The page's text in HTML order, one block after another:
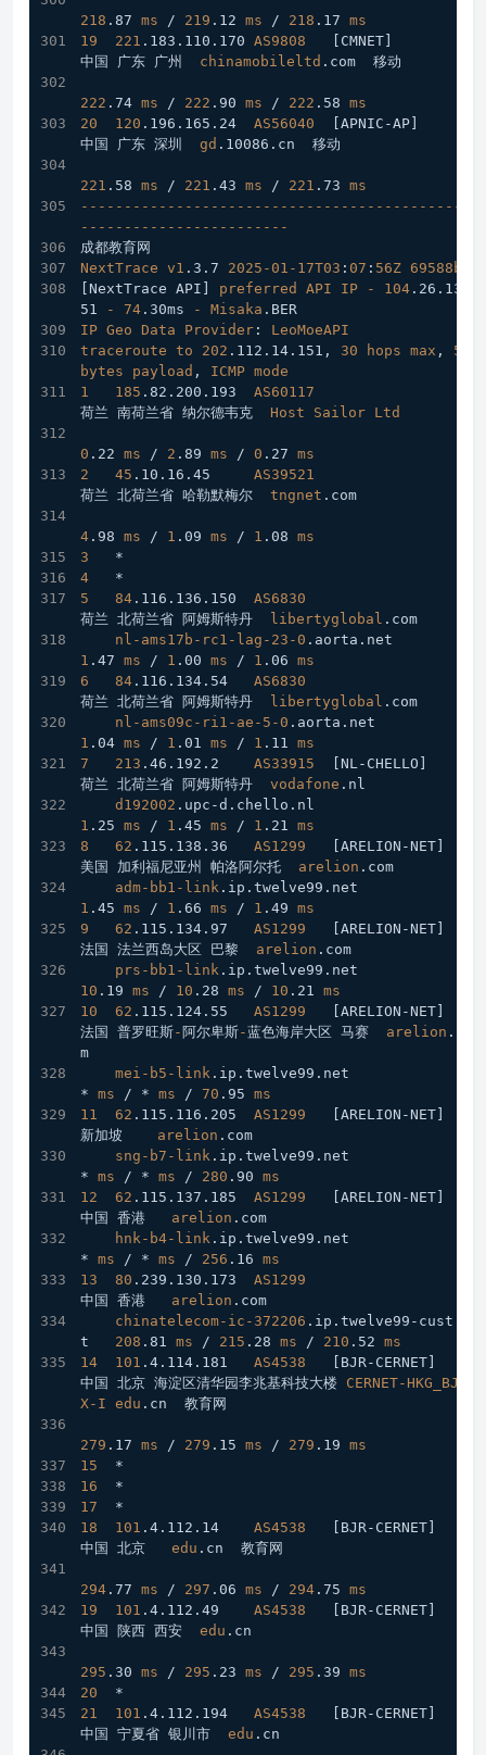
218 .87 ms / 219 .12 ms / 218 .17 ms
19
221 .183 .110 .170 AS9808
[CMNET]
中国 广东 广州 chinamobileltd .com
  移动
222 .74 ms / 222 .90 ms / 222 .58 ms
20
120 .196 .165 .24 AS56040
[APNIC-AP]
中国 广东 深圳 gd .10086 .cn
  移动
221 .58 ms / 221 .43 ms / 221 .73 ms
----------------------------------------------
------------------------
成都教育网
NextTrace v1 .3 .7 2025-01-17T03 : 07 : 56Z 69588b0
[NextTrace API]
preferred API IP - 104 .26 .13
51
- 74 .30ms - Misaka .BER
IP Geo Data Provider : LeoMoeAPI
traceroute to 202 .112 .14 .151 , 30 hops max , 52
bytes
payload , ICMP mode
1
185 .82 .200 .193
AS60117
荷兰 南荷兰省 纳尔德韦克 Host Sailor Ltd
0 .22 ms / 2 .89 ms / 0 .27 ms
2
45 .10 .16 .45
AS39521
荷兰 北荷兰省 哈勒默梅尔 tngnet .com
4 .98 ms / 1 .09 ms / 1 .08 ms
3
   *
4
   *
5
84 .116 .136 .150
AS6830
荷兰 北荷兰省 阿姆斯特丹
libertyglobal .com
nl-ams17b-rc1-lag-23-0 .aorta .net
1 .47 ms / 1 .00 ms / 1 .06 ms
6
84 .116 .134 .54
AS6830
荷兰 北荷兰省 阿姆斯特丹
libertyglobal .com
nl-ams09c-ri1-ae-5-0 .aorta .net
1 .04 ms / 1 .01 ms / 1 .11
ms
7
213 .46 .192 .2 AS33915
[NL-CHELLO]
荷兰 北荷兰省 阿姆斯特丹 vodafone .nl
d192002 .upc-d .chello .nl
1 .25 ms / 1 .45 ms / 1 .21
ms
8
62 .115 .138 .36 AS1299
[ARELION-NET]
美国 加利福尼亚州 帕洛阿尔托 arelion .com
adm-bb1-link .ip .twelve99 .net
1 .45 ms / 1 .66 ms / 1 .49 ms
9
62 .115 .134 .97 AS1299
[ARELION-NET]
法国 法兰西岛大区 巴黎 arelion .com
prs-bb1-link .ip .twelve99 .net
10 .19 ms / 10 .28 ms / 10 .21
ms
10
62 .115 .124 .55 AS1299
[ARELION-NET]
法国 普罗旺斯- 阿尔卑斯-蓝色海岸大区 马赛 arelion .co
m
mei-b5-link .ip .twelve99 .net
* ms / * ms / 70 .95 ms
11
62 .115 .116 .205 AS1299
[ARELION-NET]
新加坡 arelion .com
sng-b7-link .ip .twelve99 .net
* ms / * ms / 280 .90 ms
12
62 .115 .137 .185 AS1299
[ARELION-NET]
中国 香港 arelion .com
hnk-b4-link .ip .twelve99 .net
* ms / * ms / 256 .16 ms
13
80 .239 .130 .173
AS1299
中国 香港 arelion .com
chinatelecom-ic-372206 .ip .twelve99-cust
t
208 .81 ms / 215 .28 ms / 210 .52 ms
14
101 .4 .114 .181 AS4538
[BJR-CERNET]
中国 北京 海淀区清华园李兆基科技大楼 CERNET-HKG_BJR
X-I edu .cn
  教育网
279 .17 ms / 279 .15 ms / 279 .19 ms
15
  *
16
  *
17
  *
18
101 .4 .112 .14 AS4538
[BJR-CERNET]
中国 北京 edu .cn
  教育网
294 .77 ms / 297 .06 ms / 294 .75 ms
19
101 .4 .112 .49 AS4538
[BJR-CERNET]
中国 陕西 西安 edu .cn
295 .30 ms / 295 .23 ms / 295 .39 ms
20
  *
21
101 .4 .112 .194 AS4538
[BJR-CERNET]
中国 宁夏省 银川市 edu .cn